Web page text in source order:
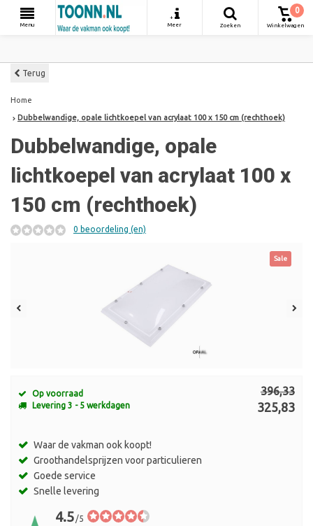
Menu
+
Meer
Zoeken
0
Winkelwagen
Terug
Home
Dubbelwandige, opale lichtkoepel van acrylaat 100 x 150 cm (rechthoek)
Dubbelwandige, opale
lichtkoepel van acrylaat 100 x
150 cm (rechthoek)
0 beoordeling (en)
Sale
Op voorraad
Levering 3 - 5 werkdagen
396,33
325,83
Waar de vakman ook koopt!
Groothandelsprijzen voor particulieren
Goede service
Snelle levering
4.5/5